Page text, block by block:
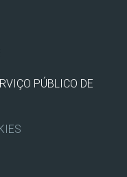
PÚBLICO DE